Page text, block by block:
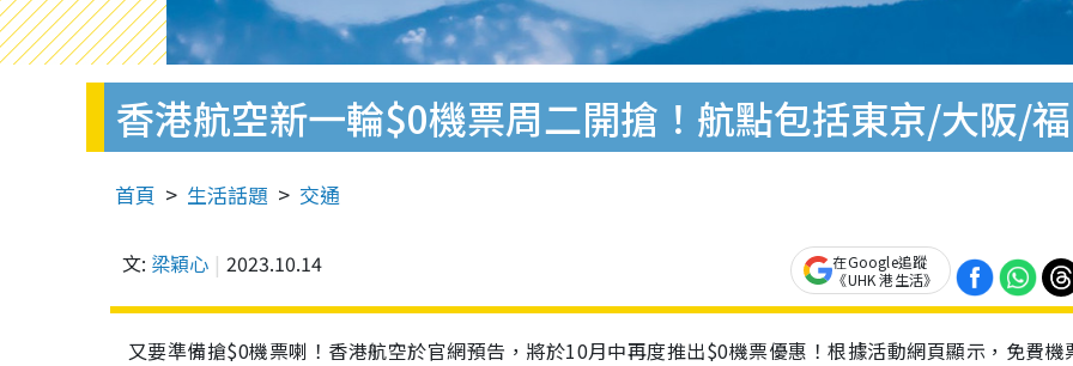
香港航空新一輪$0機票周二開搶！航點包括東京/大阪/
首頁 生活話題 交通
文: 梁穎心 2023.10.14
在Google追蹤
《UHK 港生活》
又要準備搶$0機票喇！香港航空於官網預告，將於10月中再度推出$0機票優惠！根據活動網頁顯示，免費機